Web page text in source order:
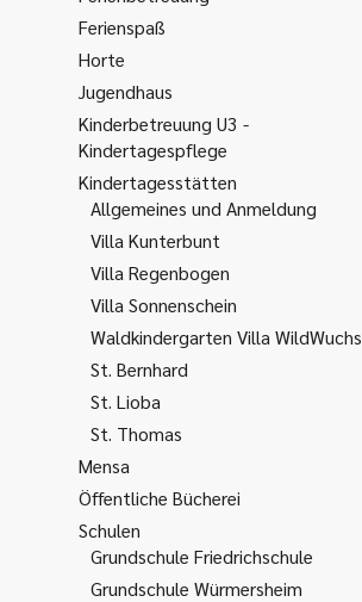
Ferienspaß
Horte
Jugendhaus
Kinderbetreuung U3 -
Kindertagespflege
Kindertagesstätten
Allgemeines und Anmeldung
Villa Kunterbunt
Villa Regenbogen
Villa Sonnenschein
Waldkindergarten Villa WildWuchs
St. Bernhard
St. Lioba
St. Thomas
Mensa
Öffentliche Bücherei
Schulen
Grundschule Friedrichschule
Grundschule Würmersheim